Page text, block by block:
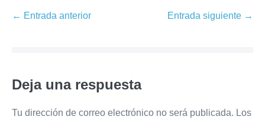
Navegación
← Entrada anterior Entrada siguiente →
Deja una respuesta
Tu dirección de correo electrónico no será publicada. Los